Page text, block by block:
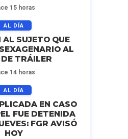
15 horas
AL DÍA
AL SUJETO QUE
AL
TRÁILER
14 horas
AL DÍA
EN CASO
FUE DETENIDA
FGR AVISÓ
HOY